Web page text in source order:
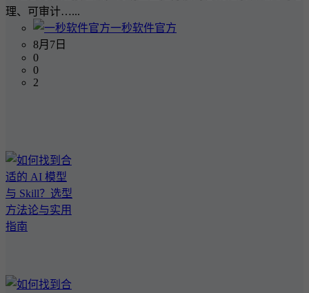
理、可审计…...
一秒软件官方
8月7日
0
0
2